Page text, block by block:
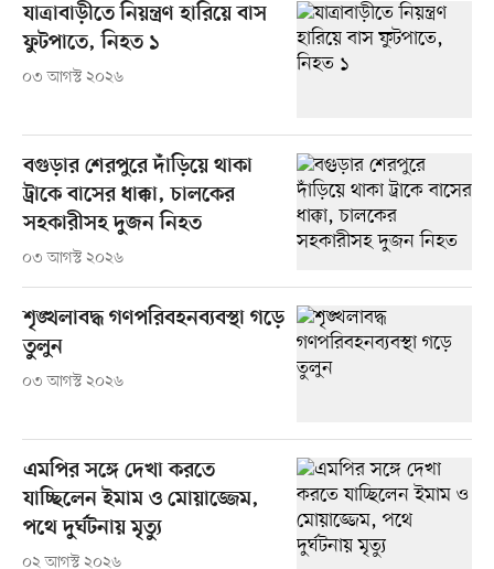
যাত্রাবাড়ীতে নিয়ন্ত্রণ হারিয়ে বাস
ফুটপাতে, নিহত ১
০৩ আগস্ট ২০২৬
বগুড়ার শেরপুরে দাঁড়িয়ে থাকা
ট্রাকে বাসের ধাক্কা, চালকের
সহকারীসহ দুজন নিহত
০৩ আগস্ট ২০২৬
শৃঙ্খলাবদ্ধ গণপরিবহনব্যবস্থা গড়ে
তুলুন
০৩ আগস্ট ২০২৬
এমপির সঙ্গে দেখা করতে
যাচ্ছিলেন ইমাম ও মোয়াজ্জেম,
পথে দুর্ঘটনায় মৃত্যু
০২ আগস্ট ২০২৬